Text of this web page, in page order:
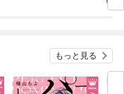
もっと見る